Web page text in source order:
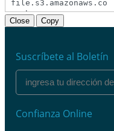
Close Copy
Suscríbete al Boletín
Confianza Online